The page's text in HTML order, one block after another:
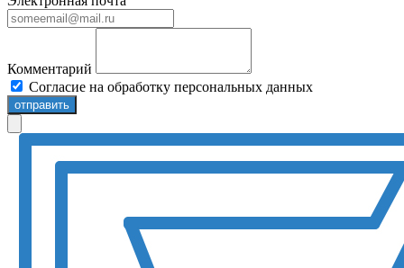
Комментарий
Согласие на обработку персональных данных
отправить